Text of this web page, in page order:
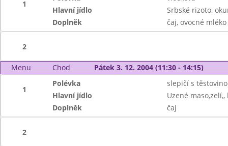
1
Hlavní jídlo
Srbské rizoto,
Doplněk
čaj, ovocné mléko
2
Menu Chod Pátek 3. 12. 2004 (11:30 - 14:15)
1
Polévka
slepičí s
Hlavní jídlo
Uzené
Doplněk
čaj
2